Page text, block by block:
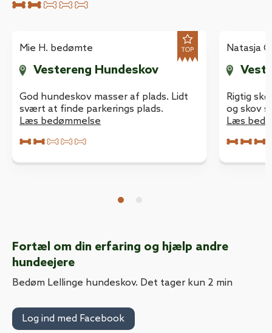
Mie H. bedømte
Vestereng Hundeskov
God hundeskov masser af plads. Lidt
svært at finde parkerings plads.
Læs bedømmelse
Natasja
Rigtig
og skov
gennemgang.
Læs
Fortæl om din erfaring og hjælp andre
hundeejere
Bedøm Lellinge hundeskov. Det tager kun 2 min
Log ind med Facebook